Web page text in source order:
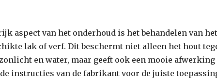
aspect van het onderhoud is het behandelen van
lak of verf. Dit beschermt niet alleen het hout
en water, maar geeft ook een mooie afwerking
de instructies van de fabrikant voor de juiste